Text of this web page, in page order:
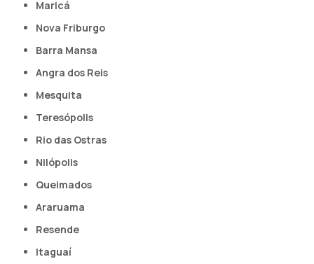
Maricá
Nova Friburgo
Barra Mansa
Angra dos Reis
Mesquita
Teresópolis
Rio das Ostras
Nilópolis
Queimados
Araruama
Resende
Itaguaí